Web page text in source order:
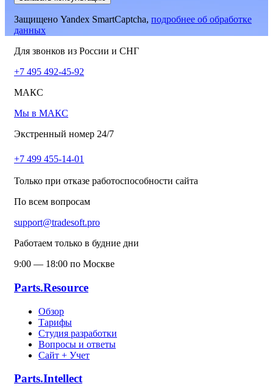
Защищено Yandex SmartCaptcha, подробнее об обработке
данных
Для звонков из России и СНГ
+7 495 492-45-92
МАКС
Мы в МАКС
Экстренный номер 24/7
+7 499 455-14-01
Только при отказе работоспособности сайта
По всем вопросам
support@tradesoft.pro
Работаем только в будние дни
9:00 — 18:00 по Москве
Parts.Resource
Обзор
Тарифы
Студия разработки
Вопросы и ответы
Сайт + Учет
Parts.Intellect